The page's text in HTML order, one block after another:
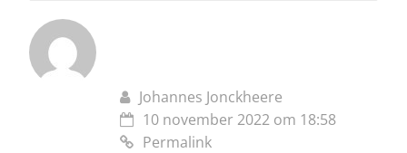
Johannes Jonckheere
10 november 2022 om 18:58
Permalink